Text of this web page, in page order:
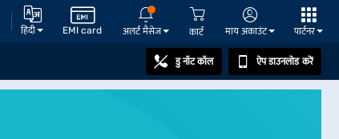
हिंदी EMI card अलर्ट मैसेज कार्ट माय अकाउंट पार्टनर
डु नॉट कॉल ऐप डाउनलोड करें